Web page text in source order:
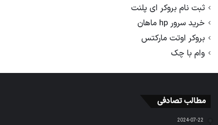
ثبت نام بروکر ای پلنت
خرید سرور hp ماهان
بروکر اوتت مارکتس
وام با چک
مطالب تصادفی
2024-07-22